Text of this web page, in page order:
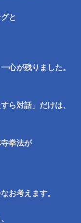
と
心が残りました。
ら対話」だけは、
拳法が
お考えます。